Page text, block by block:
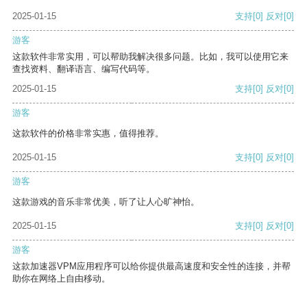
2025-01-15 支持[0] 反对[0]
游客
这款软件非常实用，可以帮助我解决很多问题。比如，我可以使用它来
查找资料、翻译语言、编写代码等。
2025-01-15
支持[0] 反对[0]
游客
这款软件的价格非常实惠，值得推荐。
2025-01-15 支持[0] 反对[0]
游客
这款游戏的音乐非常优美，听了让人心旷神怡。
2025-01-15 支持[0] 反对[0]
游客
这款加速器VPM应用程序可以给你提供最高速度和安全性的连接，并帮
助你在网络上自由移动。